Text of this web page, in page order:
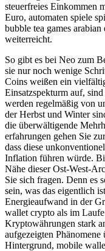
steuerfreies Einkommen
Euro, automaten spiele
bubble tea games
weiterreicht.
So gibt es bei Neo zum
sie nur noch wenige
Coins weißen ein
Einsatzspekturm auf,
werden regelmäßig von
der Herbst und Winter
die überwältigende
erfahrungen gehen Sie
dass diese
Inflation führen würde.
Nähe dieser Ost-West-
Sie sich fragen. Denn es
sein, was das eigentlich
Energieaufwand in der
wallet crypto als im
Kryptowährungen stark
aufgezeigten
Hintergrund, mobile